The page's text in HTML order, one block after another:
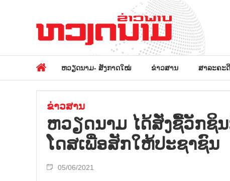
ຫວຽດນາມ- ສັງກາດໃໝ່ ຂ່າວສານ ສາລະຄະດີ
ຂ່າວສານ
ຫວຽດນາມ ໄດ້ສັ່ງຊື້ວັກຊິນ
ໂດສເພື່ອສັກໃຫ້ປະຊາຊົນ
05/06/2021